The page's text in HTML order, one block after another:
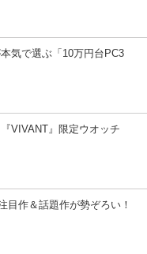
気で選ぶ「10万円台PC3
VIVANT』限定ウオッチ
目作＆話題作が勢ぞろい！